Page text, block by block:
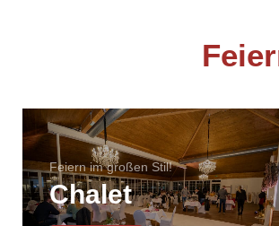
Feiern im großen Stil!
Chalet